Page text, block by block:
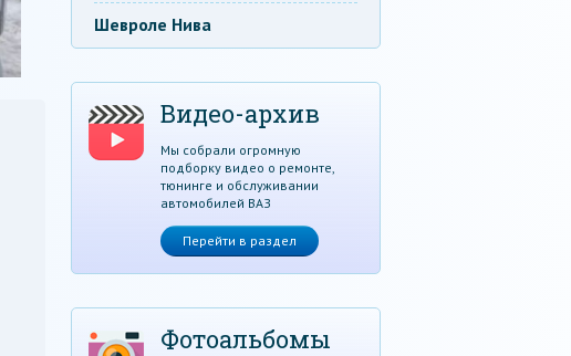
Шевроле Нива
Видео-архив
Мы собрали огромную
подборку видео о ремонте,
тюнинге и обслуживании
автомобилей ВАЗ
Перейти в раздел
Фотоальбомы